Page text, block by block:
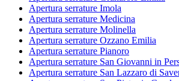
Apertura serrature Imola
Apertura serrature Medicina
Apertura serrature Molinella
Apertura serrature Ozzano Emilia
Apertura serrature Pianoro
Apertura serrature San Giovanni in
Apertura serrature San Lazzaro di